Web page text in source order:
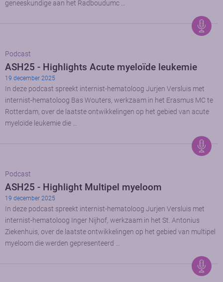
geneeskundige aan het Radboudumc …
Podcast
ASH25 - Highlights Acute myeloïde leukemie
19 december 2025
In deze podcast spreekt internist-hematoloog Jurjen Versluis met
internist-hematoloog Bas Wouters, werkzaam in het Erasmus MC te
Rotterdam, over de laatste ontwikkelingen op het gebied van acute
myeloïde leukemie die …
Podcast
ASH25 - Highlight Multipel myeloom
19 december 2025
In deze podcast spreekt internist-hematoloog Jurjen Versluis met
internist-hematoloog Inger Nijhof, werkzaam in het St. Antonius
Ziekenhuis, over de laatste ontwikkelingen op het gebied van multipel
myeloom die werden gepresenteerd …